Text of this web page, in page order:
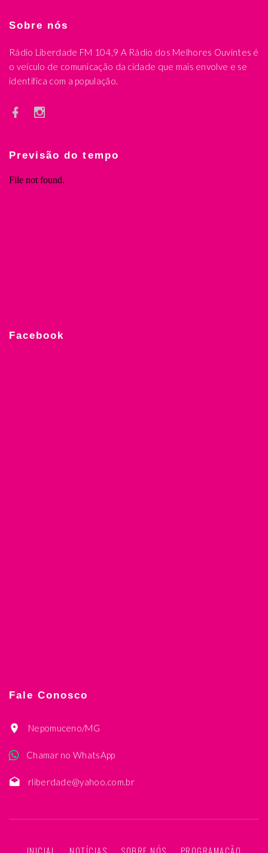
Sobre nós
Rádio Liberdade FM 104,9 A Rádio dos Melhores Ouvintes é
o veículo de comunicação da cidade que mais envolve e se
identifica com a população.
Previsão do tempo
Facebook
Fale Conosco
Nepomuceno/MG
Chamar no WhatsApp
rliberdade@yahoo.com.br